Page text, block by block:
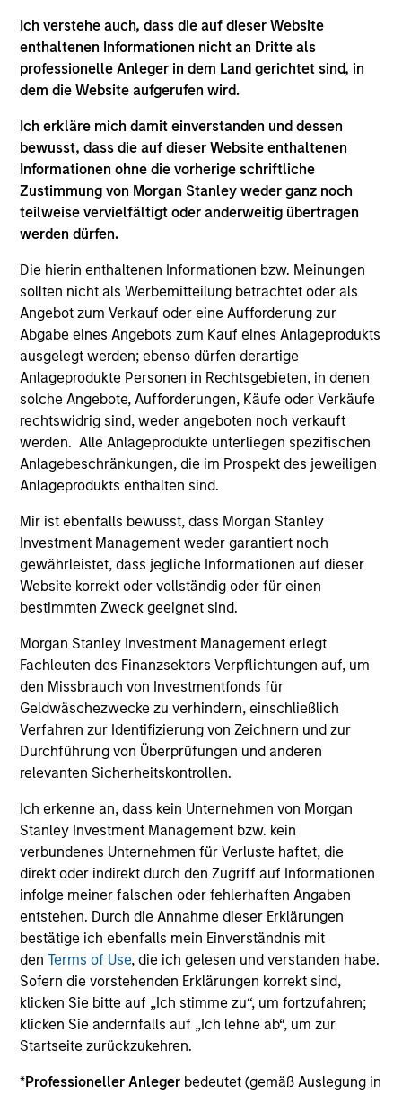
Ich verstehe auch, dass die auf dieser Website
enthaltenen Informationen nicht an Dritte als
professionelle Anleger in dem Land gerichtet sind, in
dem die Website aufgerufen wird.
Ich erkläre mich damit einverstanden und dessen
bewusst, dass die auf dieser Website enthaltenen
Informationen ohne die vorherige schriftliche
Zustimmung von Morgan Stanley weder ganz noch
teilweise vervielfältigt oder anderweitig übertragen
werden dürfen.
Die hierin enthaltenen Informationen bzw. Meinungen
sollten nicht als Werbemitteilung betrachtet oder als
Angebot zum Verkauf oder eine Aufforderung zur
Abgabe eines Angebots zum Kauf eines Anlageprodukts
ausgelegt werden; ebenso dürfen derartige
Anlageprodukte Personen in Rechtsgebieten, in denen
solche Angebote, Aufforderungen, Käufe oder Verkäufe
rechtswidrig sind, weder angeboten noch verkauft
werden. Alle Anlageprodukte unterliegen spezifischen
Anlagebeschränkungen, die im Prospekt des jeweiligen
Anlageprodukts enthalten sind.
Mir ist ebenfalls bewusst, dass Morgan Stanley
Investment Management weder garantiert noch
gewährleistet, dass jegliche Informationen auf dieser
Website korrekt oder vollständig oder für einen
bestimmten Zweck geeignet sind.
Morgan Stanley Investment Management erlegt
Fachleuten des Finanzsektors Verpflichtungen auf, um
den Missbrauch von Investmentfonds für
Geldwäschezwecke zu verhindern, einschließlich
Verfahren zur Identifizierung von Zeichnern und zur
Durchführung von Überprüfungen und anderen
relevanten Sicherheitskontrollen.
Ich erkenne an, dass kein Unternehmen von Morgan
Stanley Investment Management bzw. kein
verbundenes Unternehmen für Verluste haftet, die
direkt oder indirekt durch den Zugriff auf Informationen
infolge meiner falschen oder fehlerhaften Angaben
entstehen. Durch die Annahme dieser Erklärungen
bestätige ich ebenfalls mein Einverständnis mit
denTerms of Use, die ich gelesen und verstanden habe.
Sofern die vorstehenden Erklärungen korrekt sind,
klicken Sie bitte auf „Ich stimme zu“, um fortzufahren;
klicken Sie andernfalls auf „Ich lehne ab“, um zur
Startseite zurückzukehren.
*Professioneller Anleger bedeutet (gemäß Auslegung in
1
Security Selection
including traditional, low volatility ABS and Agency MBS
backed by single- and multi-family loans. Our approach
focuses on identifying securitized bonds with stable and
predictable cash flows and low credit and event risk.
2
Sector Emphasis
We deemphasize corporate bonds. Instead, we
emphasize high quality securitized bonds because they
office similar yields to corporate bonds with lower
correlations to risk assets.
3
Results of Our Process
We seek to provide liquidity in all markets and deliver a
consistent return profile with a low correlation to risk
assets, helping offset risk in a diversified portfolio.
Investment Approach
We invest in high quality securitized bonds with stable
and predictable cash flows and low credit and event risk.
and preserve capital during times of capital market
uncertainty. We seek to provide liquidity in all markets
and deliver a consistent return profile with a low
correlation to risk assets, helping offset risk in a
diversified portfolio.
Investment Process
1 Our Strategy: